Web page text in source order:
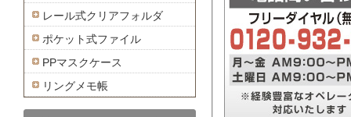
レール式クリアフォルダ
ポケット式ファイル
PPマスクケース
リングメモ帳